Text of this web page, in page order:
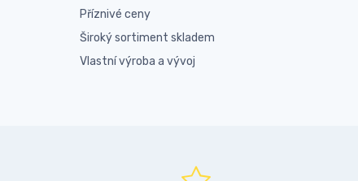
Příznivé ceny
Široký sortiment skladem
Vlastní výroba a vývoj